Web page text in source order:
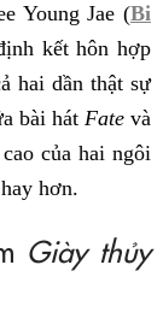
Young Jae (Bi
kết hôn hợp
hai dần thật sự
bài hát Fate và
của hai ngôi
hơn.
Giày thủy